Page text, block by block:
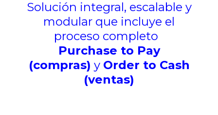
Solución integral, escalable y
modular que incluye el
proceso completo
Purchase to Pay
(compras) y Order to Cash
(ventas)